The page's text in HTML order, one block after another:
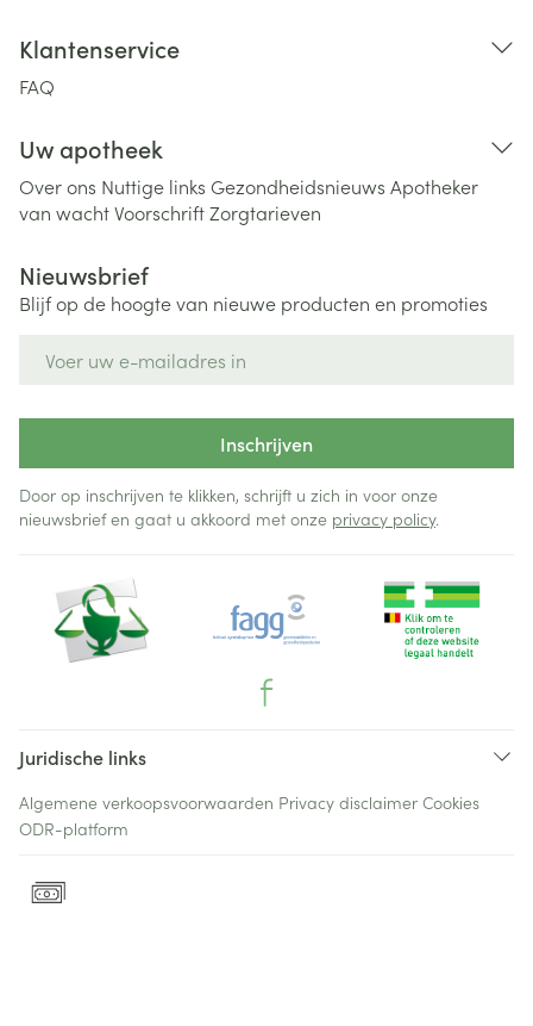
Klantenservice
FAQ
Uw apotheek
Over ons Nuttige links Gezondheidsnieuws Apotheker
van wachtVoorschriftZorgtarieven
Nieuwsbrief
Blijf op de hoogte van nieuwe producten en promoties
Inschrijven
Door op inschrijven te klikken, schrijft u zich in voor onze
nieuwsbrief en gaat u akkoord met onze privacy policy.
Juridische links
Algemene verkoopsvoorwaarden Privacy disclaimer Cookies
ODR-platform